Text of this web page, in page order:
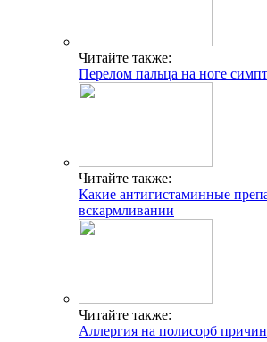
Читайте также:
Перелом пальца на ноге
Читайте также:
Какие антигистаминные
вскармливании
Читайте также:
Аллергия на полисорб